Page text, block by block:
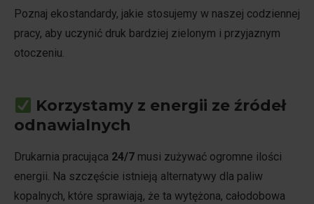
Poznaj ekostandardy, jakie stosujemy w naszej codziennej
pracy, aby uczynić druk bardziej zielonym i przyjaznym
otoczeniu.
Korzystamy z energii ze źródeł
odnawialnych
Drukarnia pracująca 24/7 musi zużywać ogromne ilości
energii. Na szczęście istnieją alternatywy dla paliw
kopalnych, które sprawiają, że ta wytężona, całodobowa